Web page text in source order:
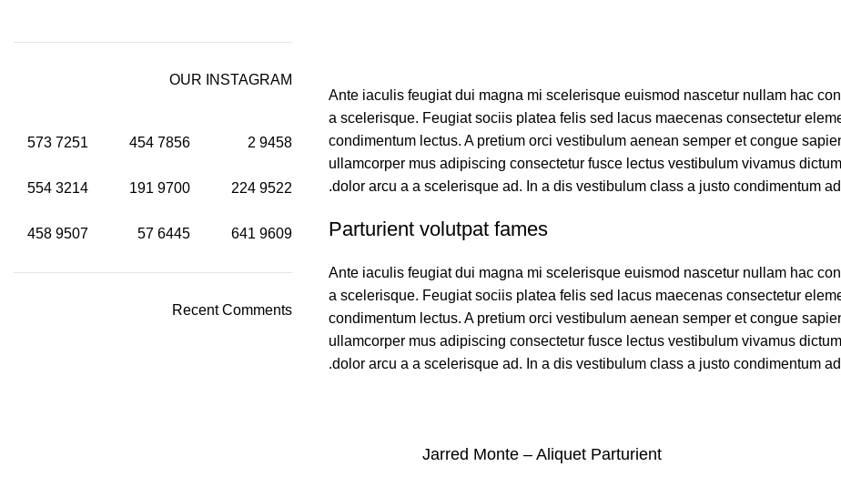
Ante iaculis feugiat dui magna mi scelerisque euismod nascetur nullam hac
a scelerisque. Feugiat sociis platea felis sed lacus maecenas consectetur
condimentum lectus. A pretium orci vestibulum aenean semper et congue
ullamcorper mus adipiscing consectetur fusce lectus vestibulum vivamus
dolor arcu a a scelerisque ad. In a dis vestibulum class a justo condimentum
Parturient volutpat fames
Ante iaculis feugiat dui magna mi scelerisque euismod nascetur nullam hac
a scelerisque. Feugiat sociis platea felis sed lacus maecenas consectetur
condimentum lectus. A pretium orci vestibulum aenean semper et congue
ullamcorper mus adipiscing consectetur fusce lectus vestibulum vivamus
dolor arcu a a scelerisque ad. In a dis vestibulum class a justo condimentum
Jarred Monte – Aliquet Parturient
OUR INSTAGRAM
9458
2
7856
454
7251
573
9522
224
9700
191
3214
554
9609
641
6445
57
9507
458
Recent Comments